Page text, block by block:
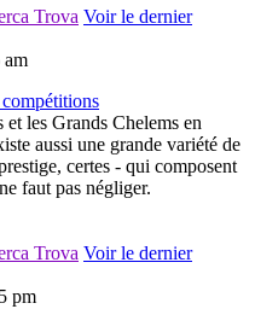
Trova Voir le dernier
am
les Grands Chelems en
aussi une grande variété de
certes - qui composent
faut pas négliger.
Trova Voir le dernier
pm